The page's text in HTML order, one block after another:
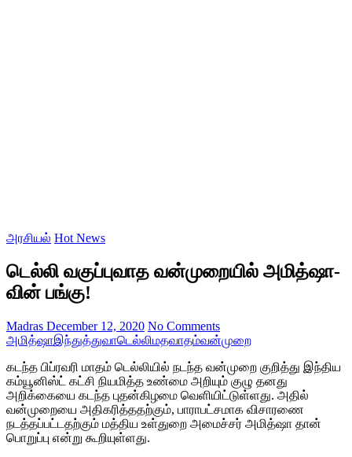
அரசியல் Hot News
டெல்லி வகுப்புவாத வன்முறையில் அமித்ஷா-
வின் பங்கு!
Madras December 12, 2020 No Comments
அமித்ஷாஇந்துத்துவாடெல்லிமதவாதம்வன்முறை
கடந்த பிப்ரவரி மாதம் டெல்லியில் நடந்த வன்முறை குறித்து இந்திய
கம்யூனிஸ்ட் கட்சி நியமித்த உண்மை அறியும் குழு தனது
அறிக்கையை கடந்த புதன்கிழமை வெளியிட்டுள்ளது. அதில்
வன்முறையை அதிகரித்ததற்கும், பாராபட்சமாக விசாரணை
நடத்தப்பட்டதற்கும் மத்திய உள்துறை அமைச்சர் அமித்ஷா தான்
பொறுப்பு என்று கூறியுள்ளது.